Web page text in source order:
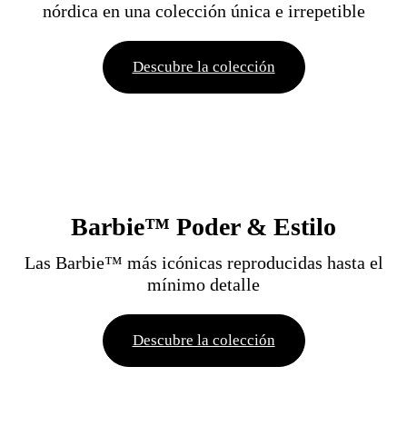
nórdica en una colección única e irrepetible
Descubre la colección
Barbie™ Poder & Estilo
Las Barbie™ más icónicas reproducidas hasta el
mínimo detalle
Descubre la colección